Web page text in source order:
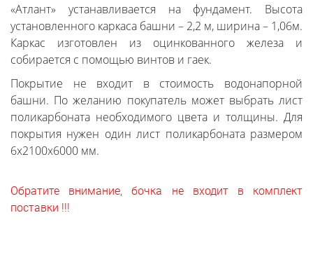
«Атлант» устанавливается на фундамент. Высота
установленного каркаса башни – 2,2 м, ширина – 1,06м.
Каркас изготовлен из оцинкованного железа и
собирается с помощью винтов и гаек.
Покрытие не входит в стоимость водонапорной
башни. По желанию покупатель может выбрать лист
поликарбоната необходимого цвета и толщины. Для
покрытия нужен один лист поликарбоната размером
6х2100х6000 мм.
Обратите внимание, бочка не входит в комплект
поставки !!!